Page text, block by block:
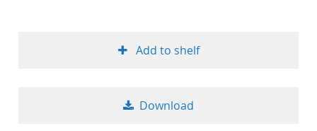
Add to shelf
Download